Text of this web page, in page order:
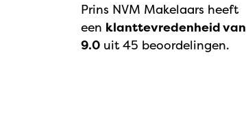
Prins NVM Makelaars heeft
een klanttevredenheid van
9.0 uit 45 beoordelingen.